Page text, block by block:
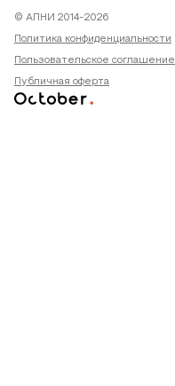
© АПНИ 2014-2026
Политика конфиденциальности
Пользовательское соглашение
Публичная оферта